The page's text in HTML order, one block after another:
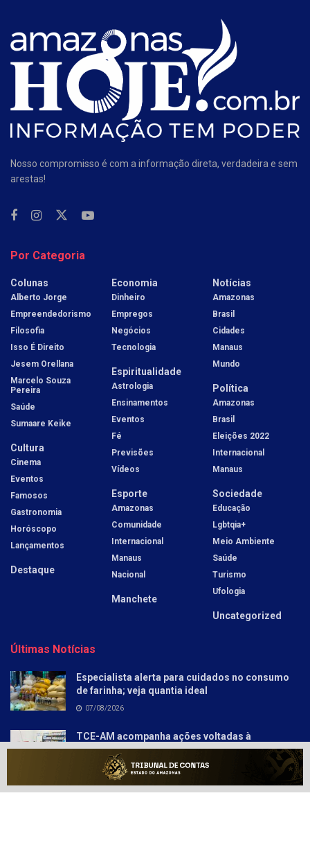
Nosso compromisso é com a informação direta, verdadeira e sem
arestas!
Por Categoria
Colunas
Alberto Jorge
Empreendedorismo
Filosofia
Isso É Direito
Jesem Orellana
Marcelo Souza
Pereira
Saúde
Sumaare Keike
Cultura
Cinema
Eventos
Famosos
Gastronomia
Horóscopo
Lançamentos
Destaque
Economia
Dinheiro
Empregos
Negócios
Tecnologia
Espiritualidade
Astrologia
Ensinamentos
Eventos
Fé
Previsões
Vídeos
Esporte
Amazonas
Comunidade
Internacional
Manaus
Nacional
Manchete
Notícias
Amazonas
Brasil
Cidades
Manaus
Mundo
Política
Amazonas
Brasil
Eleições 2022
Internacional
Manaus
Sociedade
Educação
Lgbtqia+
Meio Ambiente
Saúde
Turismo
Ufologia
Uncategorized
Últimas Notícias
Especialista alerta para cuidados no consumo
de farinha; veja quantia ideal
07/08/2026
TCE-AM acompanha ações voltadas à
aprendizagem nos anos iniciais em Autazes
07/08/2026